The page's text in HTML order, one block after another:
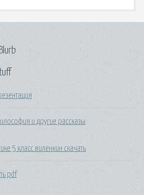
и другие рассказы
5 класс виленкин скачать
pdf